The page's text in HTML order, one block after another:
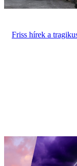
Friss hírek a